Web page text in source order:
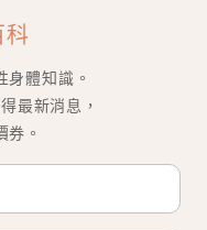
身體知識。
最新消息，
。